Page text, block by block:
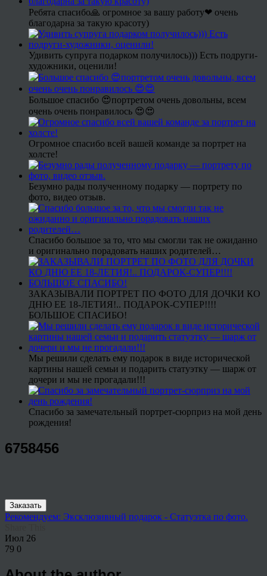
Ребята спасибо🙏 огромное за вашу работу❤ очень
благодарна за такую красоту)
Удивить супруга подарком получилось))) Есть подруги-
художники, оценили!
Большое спасибо 😍портретом очень довольны, всем
очень очень понравилось 😍😍
Огромное спасибо всей вашей команде за портрет на
холсте!
Безумно рады полученному подарку — портрету по
фото, видео отзыв.
Спасибо большое за то, что мы смогли так не ожиданно
и оригинально порадовать наших родителей…
ЗАКАЗЫВАЛИ ПОРТРЕТ ПО ФОТО ДЛЯ ДОЧКИ КО
ДНЮ ЕЕ 18-ЛЕТИЯ!.. ПОДАРОК-СУПЕР!!!!
БОЛЬШОЕ СПАСИБО!
Мы решили сделать ему подарок в виде исторической
картины нашей семьи и подарить статуэтку — шарж от
дочери и мы не прогадали!!!
Спасибо за замечательный портрет-сюрприз на мой день
рождения!
6758456
Заказать
Рекомендуем: Эксклюзивный подарок - Статуэтка по фото.
Июл 26
79 0